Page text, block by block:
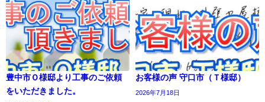
豊中市Ｏ様邸より工事のご依頼
をいただきました。
お客様の声 守口市（Ｔ様邸）
2026年7月18日